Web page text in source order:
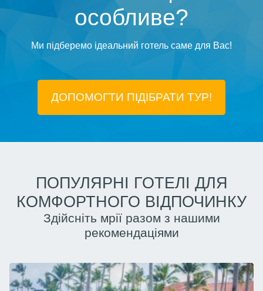
особливе?
Ми підберемо ідеальний готель саме для Вас!
ДОПОМОГТИ ПІДIБРАТИ ТУР!
ПОПУЛЯРНІ ГОТЕЛІ ДЛЯ
КОМФОРТНОГО ВІДПОЧИНКУ
Здійсніть мрії разом з нашими
рекомендаціями